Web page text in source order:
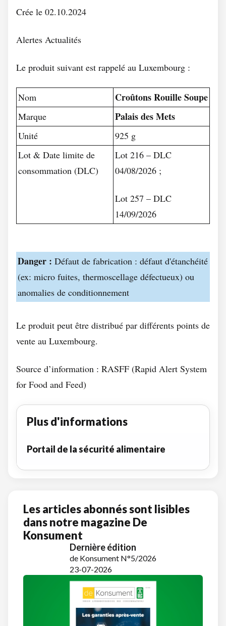
Crée le 02.10.2024
Alertes Actualités
Le produit suivant est rappelé au Luxembourg :
Nom Croûtons Rouille Soupe
Marque Palais des Mets
Unité
925 g
Lot & Date limite de
consommation (DLC)
Lot 216 – DLC
04/08/2026 ;
Lot 257 – DLC
14/09/2026
Danger : Défaut de fabrication : défaut d'étanchéité
(ex: micro fuites, thermoscellage défectueux) ou
anomalies de conditionnement
Le produit peut être distribué par différents points de
vente au Luxembourg.
Source d’information : RASFF (Rapid Alert System
for Food and Feed)
Plus d'informations
Portail de la sécurité alimentaire
Les articles abonnés sont lisibles
dans notre magazine De
Konsument
Dernière édition
de Konsument N°5/2026
23-07-2026